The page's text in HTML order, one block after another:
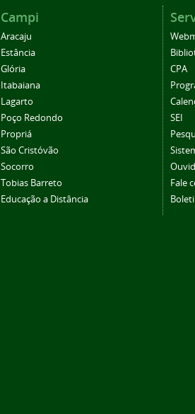
Campi
Aracaju
Estância
Glória
Itabaiana
Lagarto
Poço Redondo
Propriá
São Cristóvão
Socorro
Tobias Barreto
Educação a Distância
CPA
SEI
Fale